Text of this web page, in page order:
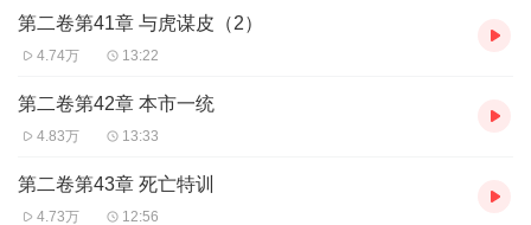
第二卷第41章 与虎谋皮（2）
4.74万 13:22
第二卷第42章 本市一统
4.83万 13:33
第二卷第43章 死亡特训
4.73万 12:56